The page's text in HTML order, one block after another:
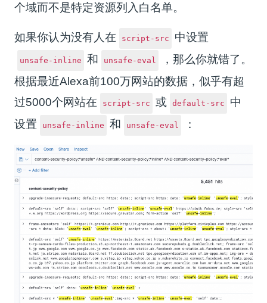
个域而不是特定资源列入白名单。
如果你认为没有人在 script-src 中设置
unsafe-inline 和 unsafe-eval
，那么你就错了。
根据最近Alexa前100万网站的数据，似乎有超
过5000个网站在
script-src 或 default-src
中
设置
unsafe-inline 和 unsafe-eval ：